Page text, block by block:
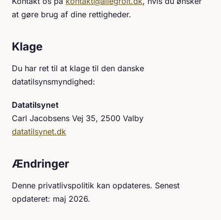
at gøre brug af dine rettigheder.
Klage
Du har ret til at klage til den danske
datatilsynsmyndighed:
Datatilsynet
Carl Jacobsens Vej 35, 2500 Valby
datatilsynet.dk
Ændringer
Denne privatlivspolitik kan opdateres. Senest
opdateret: maj 2026.